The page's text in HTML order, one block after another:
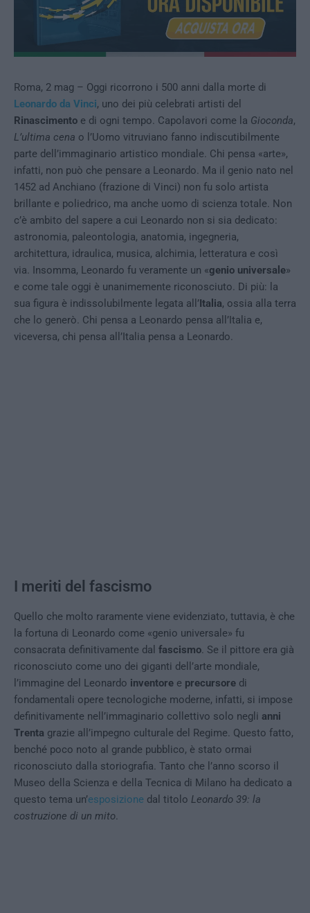
Roma, 2 mag – Oggi ricorrono i 500 anni dalla morte di
Leonardo da Vinci, uno dei più celebrati artisti del
Rinascimento e di ogni tempo. Capolavori come la Gioconda,
L’ultima cena o l’Uomo vitruviano fanno indiscutibilmente
parte dell’immaginario artistico mondiale. Chi pensa «arte»,
infatti, non può che pensare a Leonardo. Ma il genio nato nel
1452 ad Anchiano (frazione di Vinci) non fu solo artista
brillante e poliedrico, ma anche uomo di scienza totale. Non
c’è ambito del sapere a cui Leonardo non si sia dedicato:
astronomia, paleontologia, anatomia, ingegneria,
architettura, idraulica, musica, alchimia, letteratura e così
via. Insomma, Leonardo fu veramente un «genio universale»
e come tale oggi è unanimemente riconosciuto. Di più: la
sua figura è indissolubilmente legata all’Italia, ossia alla terra
che lo generò. Chi pensa a Leonardo pensa all’Italia e,
viceversa, chi pensa all’Italia pensa a Leonardo.
I meriti del fascismo
Quello che molto raramente viene evidenziato, tuttavia, è che
la fortuna di Leonardo come «genio universale» fu
consacrata definitivamente dal fascismo . Se il pittore era già
riconosciuto come uno dei giganti dell’arte mondiale,
l’immagine del Leonardo inventore e precursore di
fondamentali opere tecnologiche moderne, infatti, si impose
definitivamente nell’immaginario collettivo solo negli anni
Trenta grazie all’impegno culturale del Regime. Questo fatto,
benché poco noto al grande pubblico, è stato ormai
riconosciuto dalla storiografia. Tanto che l’anno scorso il
Museo della Scienza e della Tecnica di Milano ha dedicato a
questo tema un’esposizione dal titolo Leonardo 39: la
costruzione di un mito